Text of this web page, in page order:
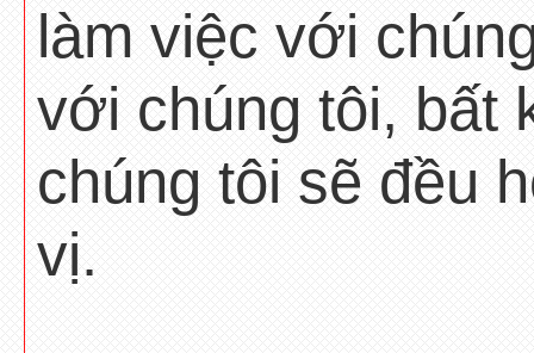
làm việc với
với chúng tôi, bất
chúng tôi sẽ đều
vị.